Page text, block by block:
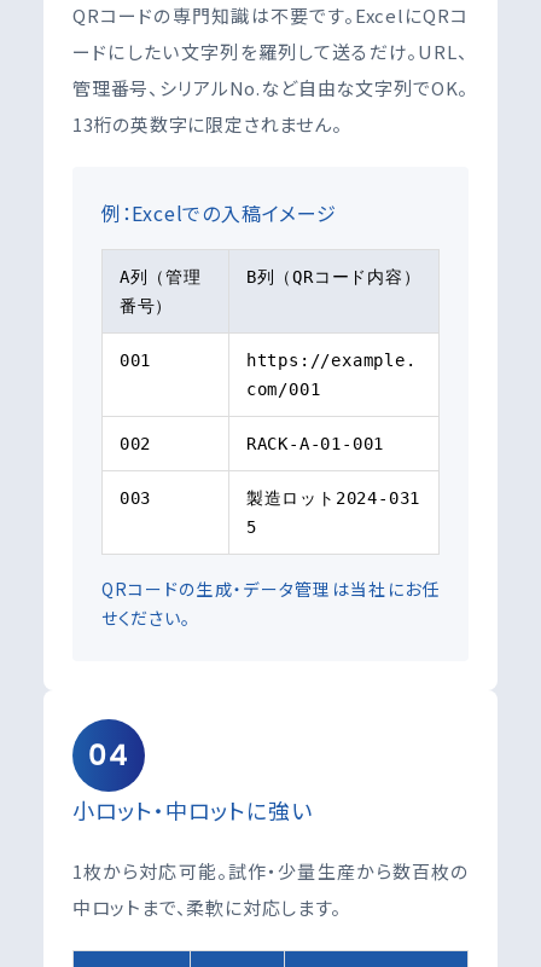
QRコードの専門知識は不要です。ExcelにQRコ
ードにしたい文字列を羅列して送るだけ。URL、
管理番号、シリアルNo.など自由な文字列でOK。
13桁の英数字に限定されません。
例：Excelでの入稿イメージ
A列（管理
番号）
B列（QRコード内容）
001
https://example.
com/001
002 RACK-A-01-001
003
製造ロット2024-031
5
QRコードの生成・データ管理は当社にお任
せください。
04
小ロット・中ロットに強い
1枚から対応可能。試作・少量生産から数百枚の
中ロットまで、柔軟に対応します。